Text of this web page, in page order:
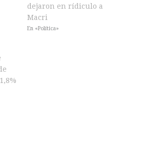
dejaron en rídiculo a
Macri
En «Política»